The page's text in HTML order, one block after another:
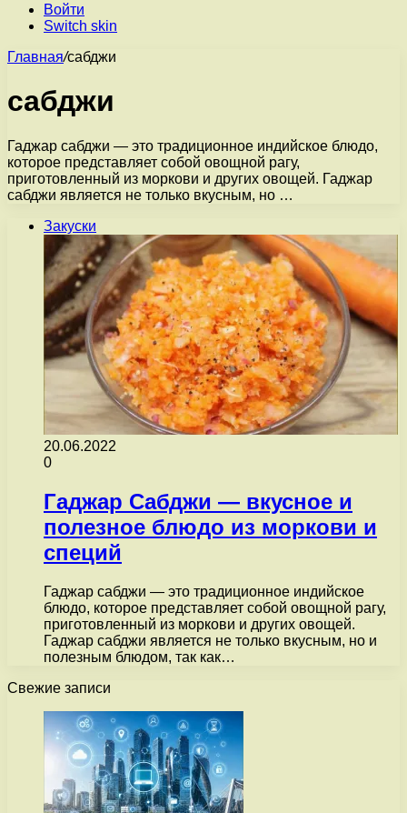
Войти
Switch skin
Главная/сабджи
сабджи
Гаджар сабджи — это традиционное индийское блюдо,
которое представляет собой овощной рагу,
приготовленный из моркови и других овощей. Гаджар
сабджи является не только вкусным, но …
Закуски
20.06.2022
0
Гаджар Сабджи — вкусное и
полезное блюдо из моркови и
специй
Гаджар сабджи — это традиционное индийское
блюдо, которое представляет собой овощной рагу,
приготовленный из моркови и других овощей.
Гаджар сабджи является не только вкусным, но и
полезным блюдом, так как…
Свежие записи